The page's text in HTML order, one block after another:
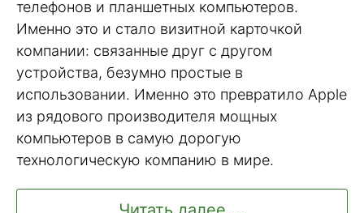
телефонов и планшетных компьютеров.
Именно это и стало визитной карточкой
компании: связанные друг с другом
устройства, безумно простые в
использовании. Именно это превратило Apple
из рядового производителя мощных
компьютеров в самую дорогую
технологическую компанию в мире.